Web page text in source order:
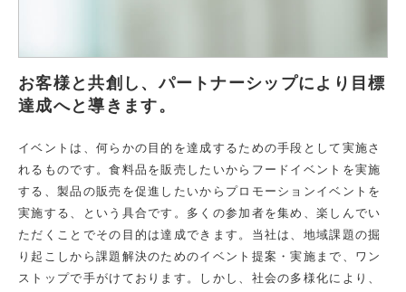
お客様と共創し、パートナーシップにより目標
達成へと導きます。
イベントは、何らかの目的を達成するための手段として実施さ
れるものです。食料品を販売したいからフードイベントを実施
する、製品の販売を促進したいからプロモーションイベントを
実施する、という具合です。多くの参加者を集め、楽しんでい
ただくことでその目的は達成できます。当社は、地域課題の掘
り起こしから課題解決のためのイベント提案・実施まで、ワン
ストップで手がけております。しかし、社会の多様化により、